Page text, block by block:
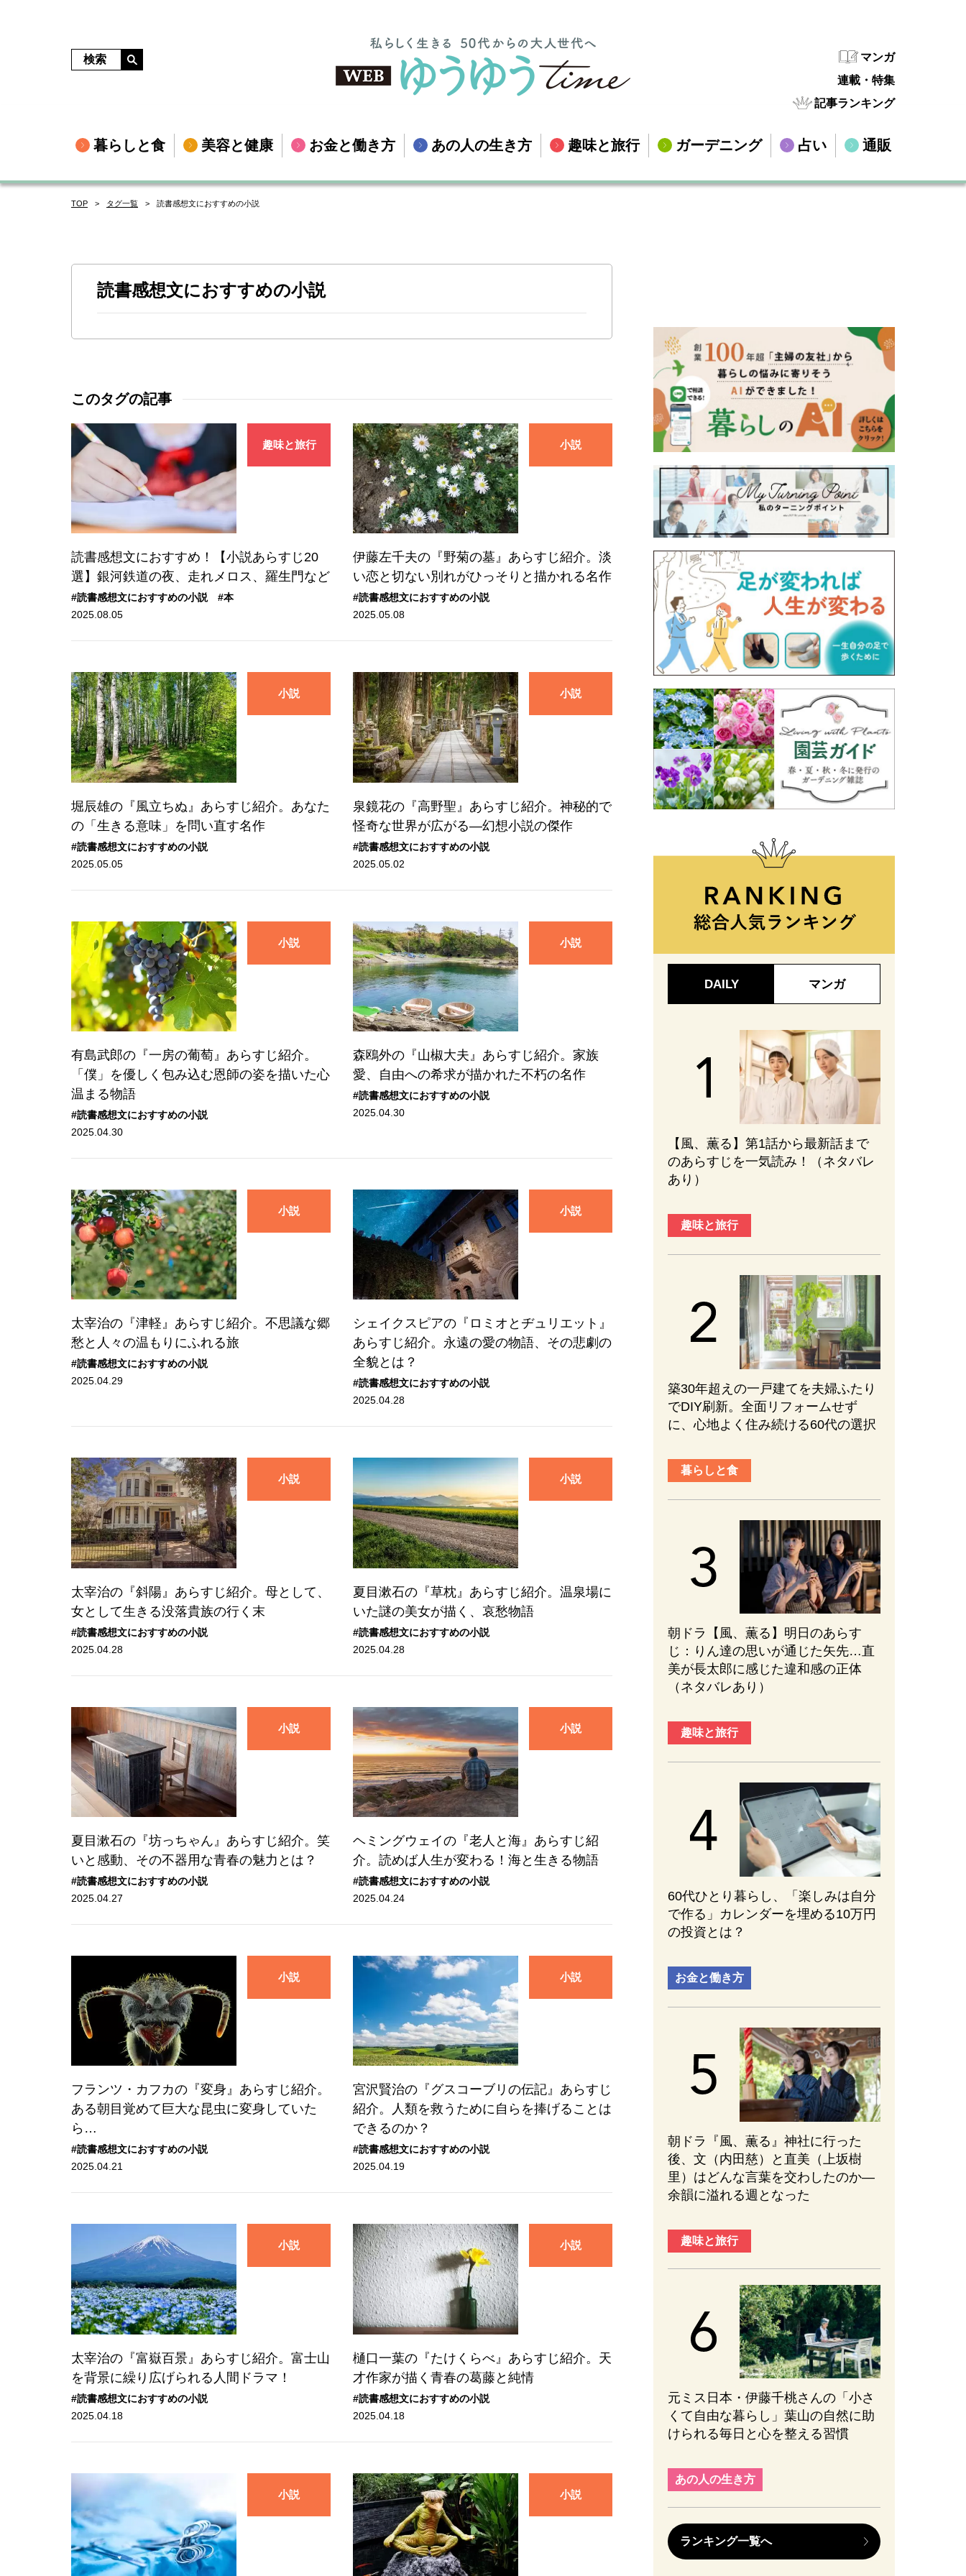
マンガ
連載・特集
記事ランキング
暮らしと食 美容と健康 お金と働き方 あの人の生き方 趣味と旅行 ガーデニング 占い 通販
TOP タグ一覧 読書感想文におすすめの小説
読書感想文におすすめの小説
このタグの記事
趣味と旅行
読書感想文におすすめ！【小説あらすじ20
選】銀河鉄道の夜、走れメロス、羅生門など
#読書感想文におすすめの小説
#本
2025.08.05
小説
伊藤左千夫の『野菊の墓』あらすじ紹介。淡
い恋と切ない別れがひっそりと描かれる名作
#読書感想文におすすめの小説
2025.05.08
小説
堀辰雄の『風立ちぬ』あらすじ紹介。あなた
の「生きる意味」を問い直す名作
#読書感想文におすすめの小説
2025.05.05
小説
泉鏡花の『高野聖』あらすじ紹介。神秘的で
怪奇な世界が広がる—幻想小説の傑作
#読書感想文におすすめの小説
2025.05.02
小説
有島武郎の『一房の葡萄』あらすじ紹介。
「僕」を優しく包み込む恩師の姿を描いた心
温まる物語
#読書感想文におすすめの小説
2025.04.30
小説
森鴎外の『山椒大夫』あらすじ紹介。家族
愛、自由への希求が描かれた不朽の名作
#読書感想文におすすめの小説
2025.04.30
小説
太宰治の『津軽』あらすじ紹介。不思議な郷
愁と人々の温もりにふれる旅
#読書感想文におすすめの小説
2025.04.29
小説
シェイクスピアの『ロミオとヂュリエット』
あらすじ紹介。永遠の愛の物語、その悲劇の
全貌とは？
#読書感想文におすすめの小説
2025.04.28
小説
太宰治の『斜陽』あらすじ紹介。母として、
女として生きる没落貴族の行く末
#読書感想文におすすめの小説
2025.04.28
小説
夏目漱石の『草枕』あらすじ紹介。温泉場に
いた謎の美女が描く、哀愁物語
#読書感想文におすすめの小説
2025.04.28
小説
夏目漱石の『坊っちゃん』あらすじ紹介。笑
いと感動、その不器用な青春の魅力とは？
#読書感想文におすすめの小説
2025.04.27
小説
ヘミングウェイの『老人と海』あらすじ紹
介。読めば人生が変わる！海と生きる物語
#読書感想文におすすめの小説
2025.04.24
小説
フランツ・カフカの『変身』あらすじ紹介。
ある朝目覚めて巨大な昆虫に変身していた
ら…
#読書感想文におすすめの小説
2025.04.21
小説
宮沢賢治の『グスコーブリの伝記』あらすじ
紹介。人類を救うために自らを捧げることは
できるのか？
#読書感想文におすすめの小説
2025.04.19
小説
太宰治の『富嶽百景』あらすじ紹介。富士山
を背景に繰り広げられる人間ドラマ！
#読書感想文におすすめの小説
2025.04.18
小説
樋口一葉の『たけくらべ』あらすじ紹介。天
才作家が描く青春の葛藤と純情
#読書感想文におすすめの小説
2025.04.18
小説 小説
DAILY マンガ
【風、薫る】第1話から最新話まで
のあらすじを一気読み！（ネタバレ
あり）
趣味と旅行
築30年超えの一戸建てを夫婦ふたり
でDIY刷新。全面リフォームせず
に、心地よく住み続ける60代の選択
暮らしと食
朝ドラ【風、薫る】明日のあらす
じ：​りん達の思いが通じた矢先…直
美が長太郎に感じた違和感の正体
（ネタバレあり）
趣味と旅行
60代ひとり暮らし、「楽しみは自分
で作る」カレンダーを埋める10万円
の投資とは？
お金と働き方
朝ドラ『風、薫る』神社に行った
後、文（内田慈）と直美（上坂樹
里）はどんな言葉を交わしたのか—
余韻に溢れる週となった
趣味と旅行
元ミス日本・伊藤千桃さんの「小さ
くて自由な暮らし」葉山の自然に助
けられる毎日と心を整える習慣
あの人の生き方
ランキング一覧へ